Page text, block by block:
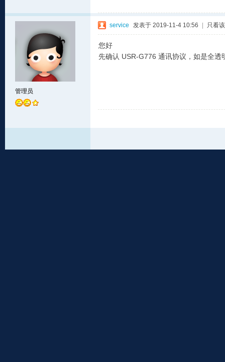
管理员
service 发表于 2019-11-4 10:56 只看
您好
先确认 USR-G776 通讯协议，如是全